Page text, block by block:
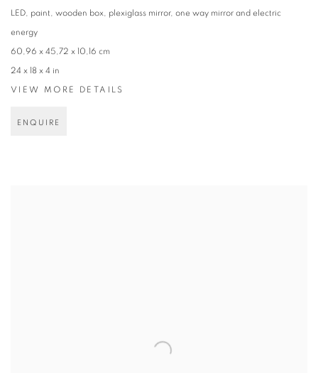
LED, paint, wooden box, plexiglass mirror, one way mirror and electric
energy
60,96 x 45,72 x 10,16 cm
24 x 18 x 4 in
VIEW MORE DETAILS
ENQUIRE